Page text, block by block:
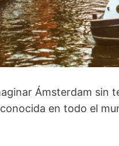
Ámsterdam sin
en todo el